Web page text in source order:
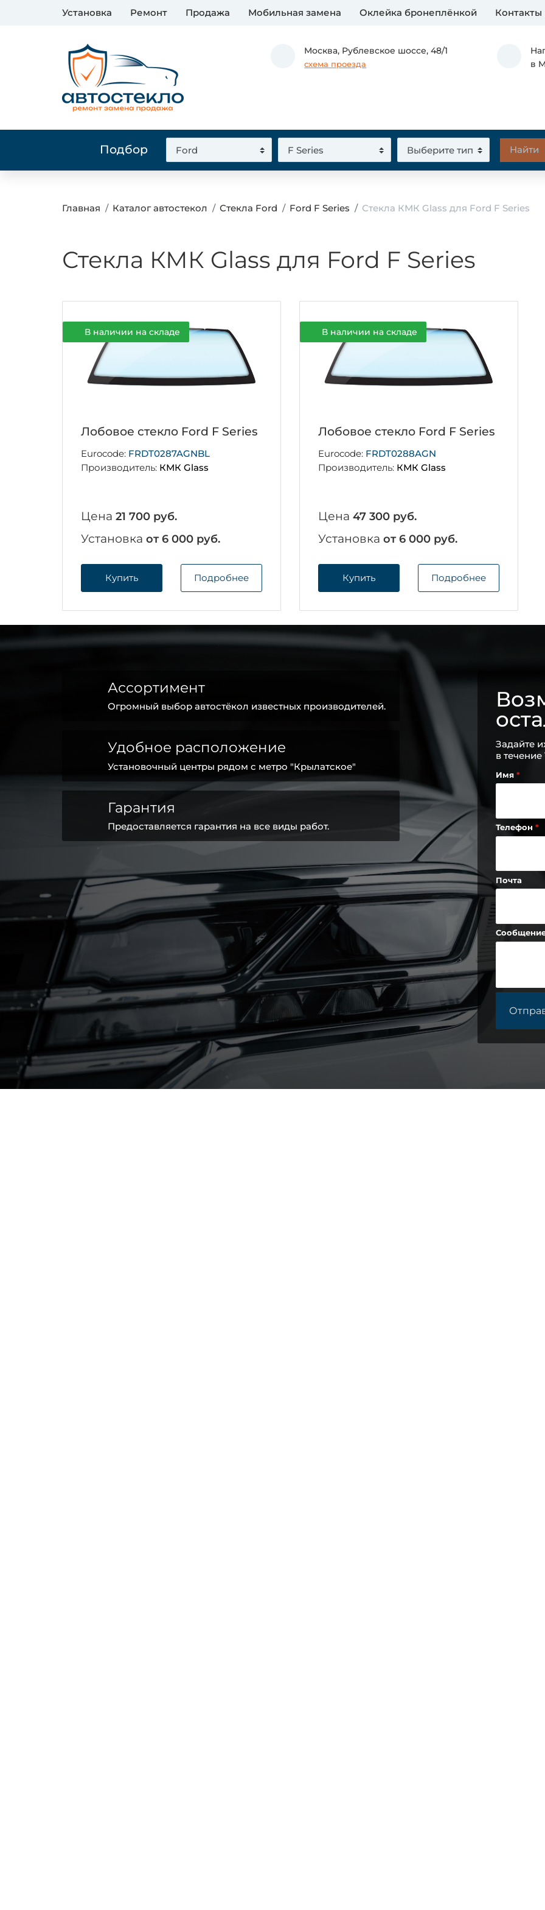
Установка Ремонт Продажа Мобильная замена Оклейка бронеплёнкой Контакты
Москва, Рублевское шоссе, 48/1
схема проезда
в
Подбор
Главная Каталог автостекол Стекла Ford Ford F Series Стекла КМК Glass для Ford F Series
Стекла КМК Glass для Ford F Series
В наличии на складе
Лобовое стекло Ford F Series
Eurocode: FRDT0287AGNBL
Производитель: КМК Glass
Цена 21 700 руб.
Установка от 6 000 руб.
Купить Подробнее
В наличии на складе
Лобовое стекло Ford F Series
Eurocode: FRDT0288AGN
Производитель: КМК Glass
Цена 47 300 руб.
Установка от 6 000 руб.
Купить Подробнее
Ассортимент
Огромный выбор автостёкол известных производителей.
Удобное расположение
Установочный центры рядом с метро "Крылатское"
Гарантия
Предоставляется гарантия на все виды работ.
Задайте
в
Имя
Телефон
Почта